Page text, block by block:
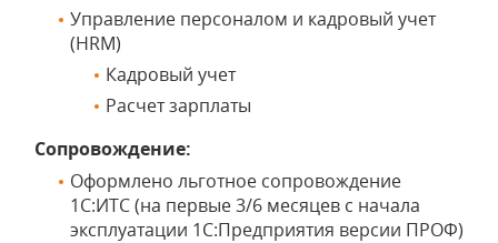
Управление персоналом и кадровый учет
(HRM)
Кадровый учет
Расчет зарплаты
Сопровождение:
Оформлено льготное сопровождение
1С:ИТС (на первые 3/6 месяцев с начала
эксплуатации 1С:Предприятия версии ПРОФ)